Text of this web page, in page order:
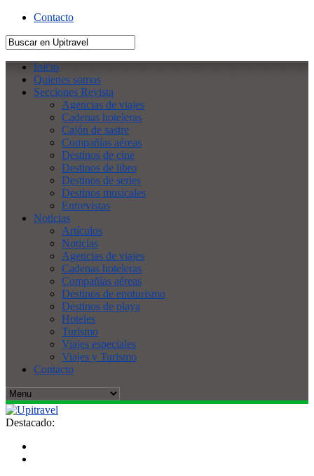
Contacto
Inicio
Quienes somos
Secciones Revista
Agencias de viajes
Cadenas hoteleras
Cajón de sastre
Compañías aéreas
Destinos de cine
Destinos de libro
Destinos de series
Destinos musicales
Entrevistas
Noticias
Artículos
Noticias
Agencias de viajes
Cadenas hoteleras
Compañías aéreas
Destinos de enoturismo
Destinos de playa
Hoteles
Turismo
Viajes especiales
Viajes y Turismo
Contacto
Destacado: